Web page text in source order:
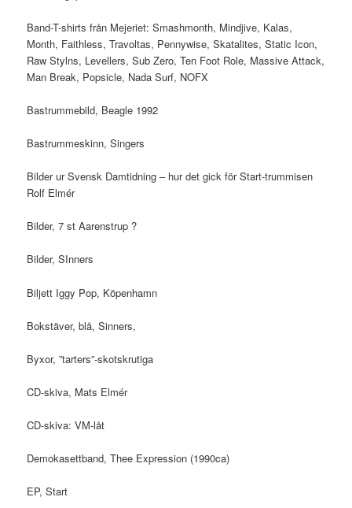
Band-T-shirts från Mejeriet: Smashmonth, Mindjive, Kalas,
Month, Faithless, Travoltas, Pennywise, Skatalites, Static Icon,
Raw Stylns, Levellers, Sub Zero, Ten Foot Role, Massive Attack,
Man Break, Popsicle, Nada Surf, NOFX
Bastrummebild, Beagle 1992
Bastrummeskinn, Singers
Bilder ur Svensk Damtidning – hur det gick för Start-trummisen
Rolf Elmér
Bilder, 7 st Aarenstrup ?
Bilder, SInners
Biljett Iggy Pop, Köpenhamn
Bokstäver, blå, Sinners,
Byxor, ”tarters”-skotskrutiga
CD-skiva, Mats Elmér
CD-skiva: VM-låt
Demokasettband, Thee Expression (1990ca)
EP, Start